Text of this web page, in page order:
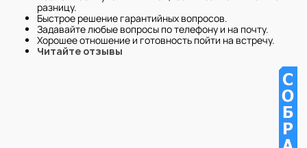
разницу.
Быстрое решение гарантийных вопросов.
Задавайте любые вопросы по телефону и на почту.
Хорошее отношение и готовность пойти на встречу.
Читайте отзывы